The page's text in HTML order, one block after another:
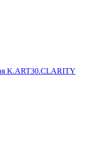
K.ART30.CLARITY